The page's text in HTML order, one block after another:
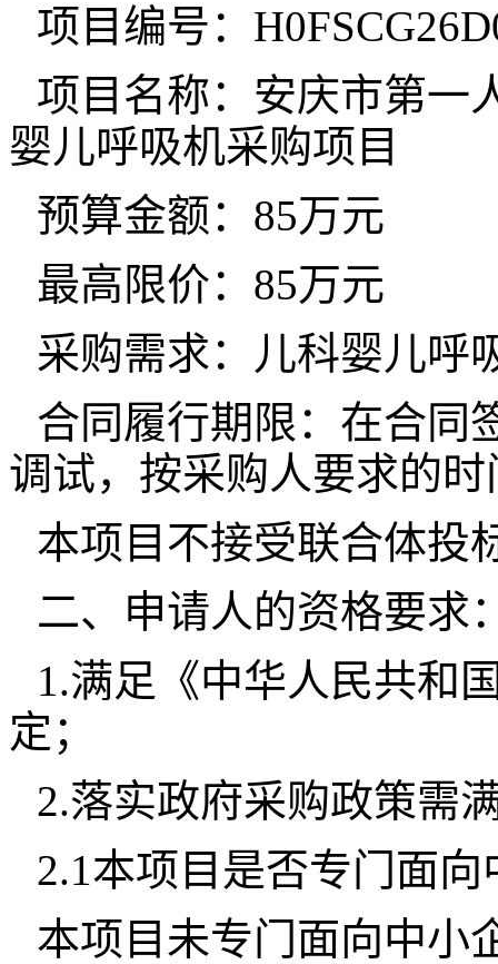
项目编号：
项目名称：安庆市第一
婴儿呼吸机采购项目
预算金额：85万元
最高限价：85万元
采购需求：儿科婴儿呼
合同履行期限：在合同
调试，按采购人要求的
本项目不接受联合体投
二、申请人的资格要求
1.满足《中华人民共和
定；
2.落实政府采购政策需
2.1本项目是否专门面
本项目未专门面向中小